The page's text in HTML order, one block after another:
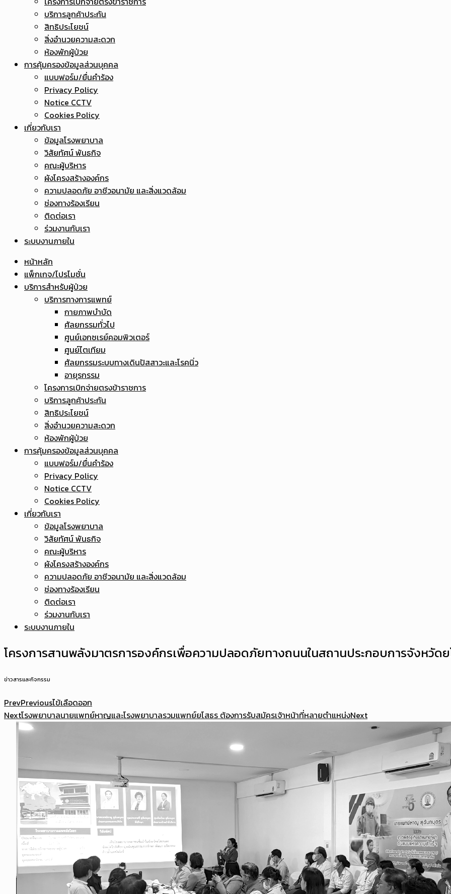
บริการลูกค้าประกัน
สิทธิประโยชน์
สิ่งอำนวยความสะดวก
ห้องพักผู้ป่วย
การคุ้มครองข้อมูลส่วนบุคคล
แบบฟอร์ม/ยื่นคำร้อง
Privacy Policy
Notice CCTV
Cookies Policy
เกี่ยวกับเรา
ข้อมูลโรงพยาบาล
วิสัยทัศน์ พันธกิจ
คณะผู้บริหาร
ผังโครงสร้างองค์กร
ความปลอดภัย อาชีวอนามัย และสิ่งแวดล้อม
ช่องทางร้องเรียน
ติดต่อเรา
ร่วมงานกับเรา
ระบบงานภายใน
หน้าหลัก
แพ็กเกจ/โปรโมชั่น
บริการสำหรับผู้ป่วย
บริการทางการแพทย์
กายภาพบำบัด
ศัลยกรรมทั่วไป
ศูนย์เอกซเรย์คอมพิวเตอร์
ศูนย์ไตเทียม
ศัลยกรรมระบบทางเดินปัสสาวะและโรคนิ่ว
อายุรกรรม
โครงการเบิกจ่ายตรงข้าราชการ
บริการลูกค้าประกัน
สิทธิประโยชน์
สิ่งอำนวยความสะดวก
ห้องพักผู้ป่วย
การคุ้มครองข้อมูลส่วนบุคคล
แบบฟอร์ม/ยื่นคำร้อง
Privacy Policy
Notice CCTV
Cookies Policy
เกี่ยวกับเรา
ข้อมูลโรงพยาบาล
วิสัยทัศน์ พันธกิจ
คณะผู้บริหาร
ผังโครงสร้างองค์กร
ความปลอดภัย อาชีวอนามัย และสิ่งแวดล้อม
ช่องทางร้องเรียน
ติดต่อเรา
ร่วมงานกับเรา
ระบบงานภายใน
โครงการสานพลังมาตรการองค์กรเพื่อความปลอดภัยทางถนนในสถานประกอบการจังหวัดย
ข่าวสารและกิจกรรม
PrevPreviousไข้เลือดออก
Nextโรงพยาบาลนายแพทย์หาญและโรงพยาบาลรวมแพทย์ยโสธร ต้องการรับสมัครเจ้าหน้าที่หลายตำแหน่งNext